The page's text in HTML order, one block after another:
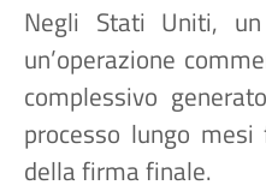
Negli Stati Uniti,
un’operazione
complessivo
processo lungo
della firma finale.